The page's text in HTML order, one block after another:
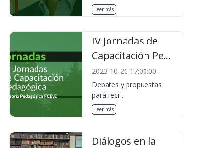
Leer más
IV Jornadas de
Capacitación Pe...
2023-10-20 17:00:00
Debates y propuestas
para recr...
Leer más
Diálogos en la